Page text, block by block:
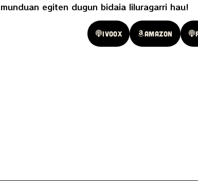
munduan egiten dugun bidaia liluragarri hau!
Ivoox Amazon